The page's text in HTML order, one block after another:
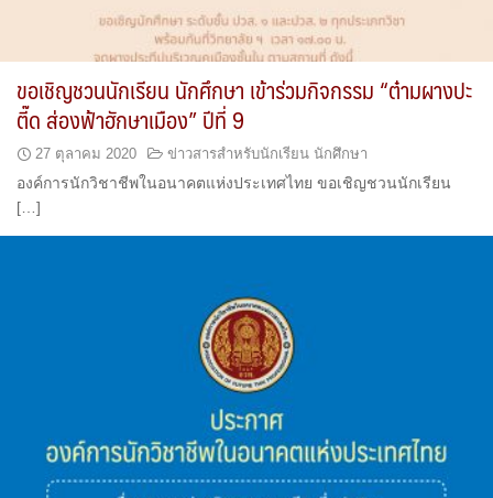
ขอเชิญชวนนักเรียน นักศึกษา เข้าร่วมกิจกรรม “ต๋ามผางปะ
ตี๊ด ส่องฟ้าฮักษาเมือง” ปีที่ 9
27 ตุลาคม 2020 ข่าวสารสำหรับนักเรียน นักศึกษา
องค์การนักวิชาชีพในอนาคตแห่งประเทศไทย ขอเชิญชวนนักเรียน
[…]